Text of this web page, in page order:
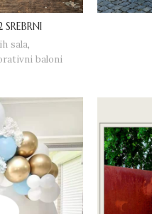
sala,
baloni